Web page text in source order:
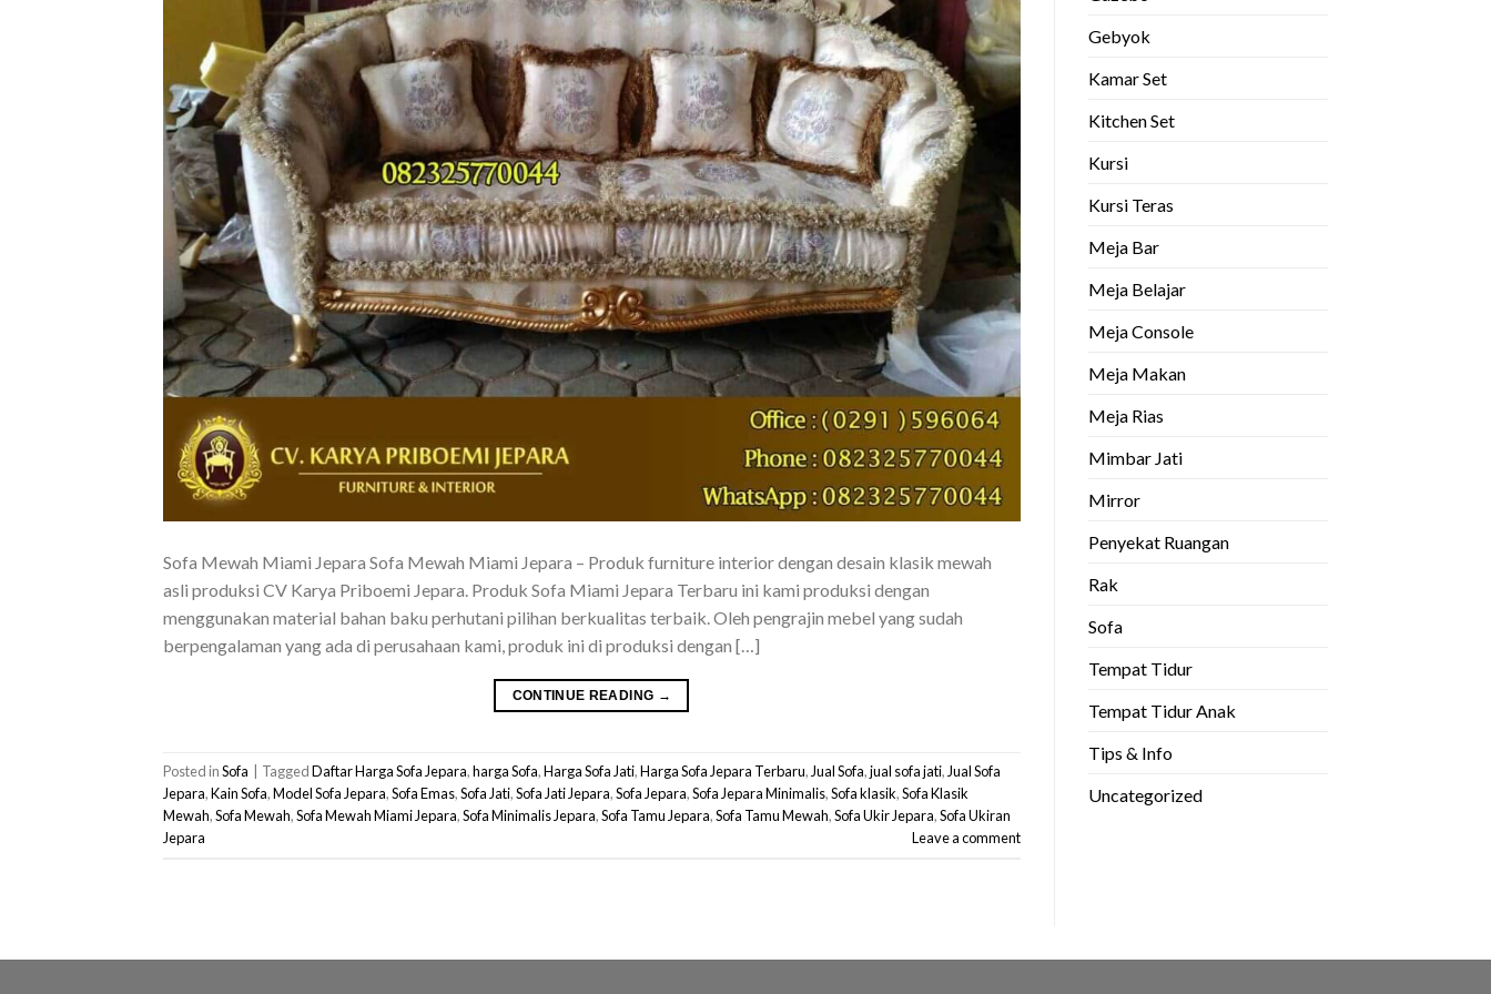
Sofa Mewah Miami Jepara Sofa Mewah Miami Jepara – Produk furniture interior dengan desain klasik mewah
asli produksi CV Karya Priboemi Jepara. Produk Sofa Miami Jepara Terbaru ini kami produksi dengan
menggunakan material bahan baku perhutani pilihan berkualitas terbaik. Oleh pengrajin mebel yang sudah
berpengalaman yang ada di perusahaan kami, produk ini di produksi dengan […]
CONTINUE READING →
Posted inSofa TaggedDaftar Harga Sofa Jepara,harga Sofa,Harga Sofa Jati,Harga Sofa Jepara Terbaru,Jual Sofa,jual sofa jati,Jual Sofa
Jepara,Kain Sofa,Model Sofa Jepara,Sofa Emas,Sofa Jati,Sofa Jati Jepara,Sofa Jepara,Sofa Jepara Minimalis,Sofa klasik,Sofa Klasik
Mewah,Sofa Mewah,Sofa Mewah Miami Jepara,Sofa Minimalis Jepara,Sofa Tamu Jepara,Sofa Tamu Mewah,Sofa Ukir Jepara,Sofa Ukiran
Jepara
Leave a comment
Gebyok
Kamar Set
Kitchen Set
Kursi
Kursi Teras
Meja Bar
Meja Belajar
Meja Console
Meja Makan
Meja Rias
Mimbar Jati
Mirror
Penyekat Ruangan
Rak
Sofa
Tempat Tidur
Tempat Tidur Anak
Tips & Info
Uncategorized